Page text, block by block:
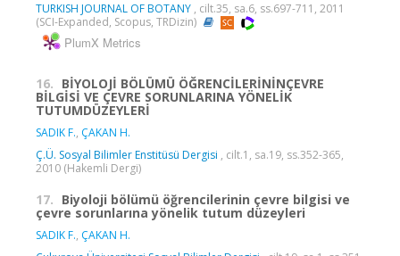
TURKISH JOURNAL OF BOTANY , cilt.35, sa.6, ss.697-711, 2011
(SCI-Expanded, Scopus, TRDizin)
PlumX Metrics
16. BİYOLOJİ BÖLÜMÜ ÖĞRENCİLERİNİNÇEVRE
BİLGİSİ VE ÇEVRE SORUNLARINA YÖNELİK
TUTUMDÜZEYLERİ
SADIK F., ÇAKAN H.
Ç.Ü. Sosyal Bilimler Enstitüsü Dergisi , cilt.1, sa.19, ss.352-365,
2010 (Hakemli Dergi)
17. Biyoloji bölümü öğrencilerinin çevre bilgisi ve
çevre sorunlarına yönelik tutum düzeyleri
SADIK F., ÇAKAN H.